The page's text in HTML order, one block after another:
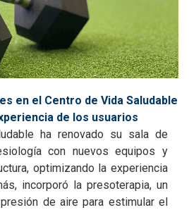
en el Centro de Vida Saludable
de los usuarios
ha renovado su sala de
con nuevos equipos y
optimizando la experiencia
incorporó la presoterapia, un
de aire para estimular el